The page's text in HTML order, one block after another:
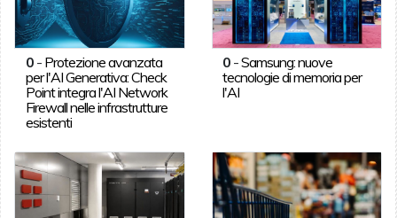
0- Protezione avanzata
per l'AI Generativa: Check
Point integra l'AI Network
Firewall nelle infrastrutture
esistenti
0 -Samsung: nuove
tecnologie di memoria per
l'AI